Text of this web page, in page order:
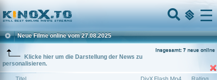
Home
Menu
Neue Filme online vom 27.08.2025
Insgesamt: 7 neue online
Klicke hier um die Darstellung der News zu
personalisieren.